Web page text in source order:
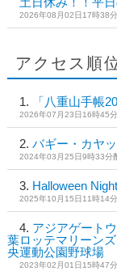
2026年08月02日17時38
アクセス順
「八重山手帳
2026年07月23日16時45
バギー・カヤ
2024年03月25日9時33分
Halloween Night
2025年10月15日11時14
アジアゲート
葉ロッテマリーン
央運動公園野球場
2023年02月01日15時47